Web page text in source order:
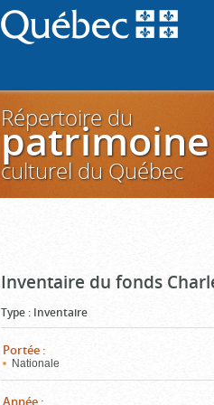
Répertoire du
patrimoine
culturel du Québec
Inventaire du fonds
Type : Inventaire
Portée :
Nationale